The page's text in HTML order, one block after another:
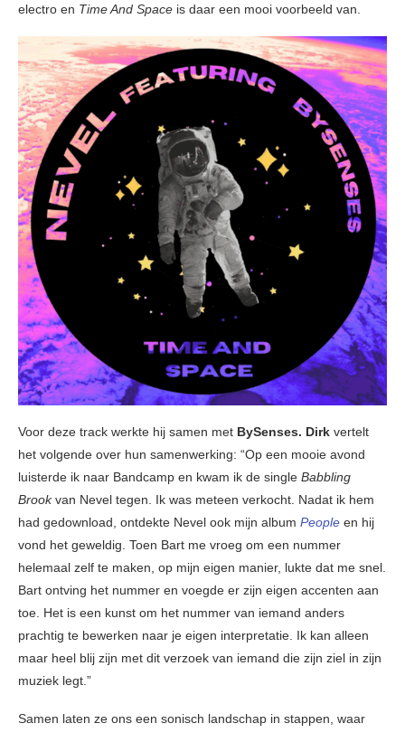
electro en Time And Space is daar een mooi voorbeeld van.
Voor deze track werkte hij samen met BySenses. Dirk vertelt
het volgende over hun samenwerking: “Op een mooie avond
luisterde ik naar Bandcamp en kwam ik de single Babbling
Brookvan Nevel tegen. Ik was meteen verkocht. Nadat ik hem
had gedownload, ontdekte Nevel ook mijn album People en hij
vond het geweldig. Toen Bart me vroeg om een nummer
helemaal zelf te maken, op mijn eigen manier, lukte dat me snel.
Bart ontving het nummer en voegde er zijn eigen accenten aan
toe. Het is een kunst om het nummer van iemand anders
prachtig te bewerken naar je eigen interpretatie. Ik kan alleen
maar heel blij zijn met dit verzoek van iemand die zijn ziel in zijn
muziek legt.”
Samen laten ze ons een sonisch landschap in stappen, waar